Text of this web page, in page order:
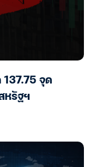
จุด
หรัฐฯ